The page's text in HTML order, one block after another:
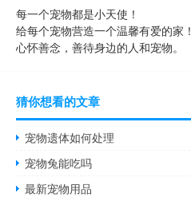
每一个宠物都是小天使！
给每个宠物营造一个温馨有爱的家！
心怀善念，善待身边的人和宠物。
猜你想看的文章
宠物遗体如何处理
宠物兔能吃吗
最新宠物用品